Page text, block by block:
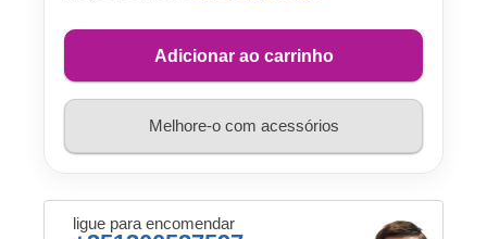
Adicionar ao carrinho
Melhore-o com acessórios
ligue para encomendar